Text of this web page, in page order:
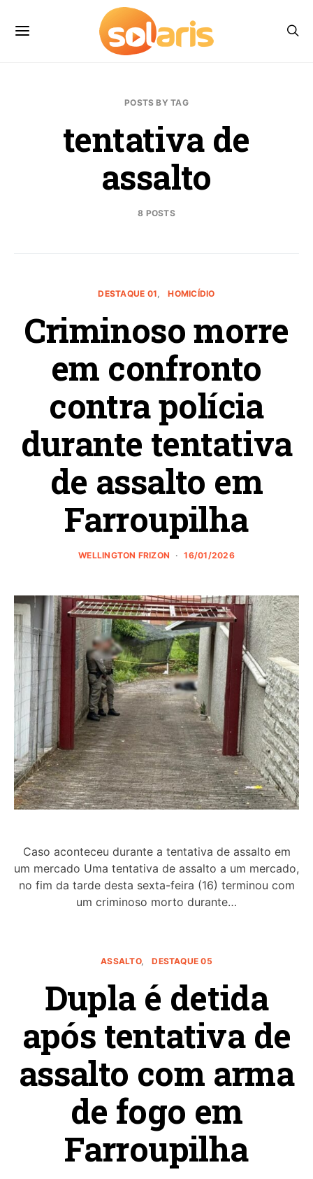
POSTS BY TAG
tentativa de
assalto
8 POSTS
DESTAQUE 01 HOMICÍDIO
Criminoso morre
em confronto
contra polícia
durante tentativa
de assalto em
Farroupilha
WELLINGTON FRIZON 16/01/2026
Caso aconteceu durante a tentativa de assalto em
um mercado Uma tentativa de assalto a um mercado,
no fim da tarde desta sexta-feira (16) terminou com
um criminoso morto durante…
ASSALTO DESTAQUE 05
Dupla é detida
após tentativa de
assalto com arma
de fogo em
Farroupilha